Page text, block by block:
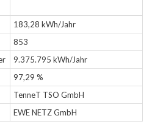
183,28 kWh/Jahr
853
9.375.795 kWh/Jahr
97,29 %
TenneT TSO GmbH
EWE NETZ GmbH